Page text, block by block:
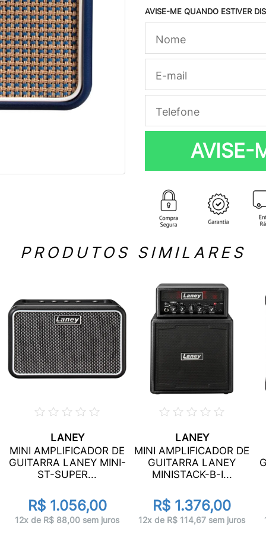
AVISE-ME QUANDO ESTIVER
AVISE-
PRODUTOS SIMILARES
LANEY
MINI AMPLIFICADOR DE
GUITARRA LANEY MINI-
ST-SUPER...
R$ 1.056,00
12x de R$ 88,00 sem juros
LANEY
MINI AMPLIFICADOR DE
GUITARRA LANEY
MINISTACK-B-I...
R$ 1.376,00
12x de R$ 114,67 sem juros